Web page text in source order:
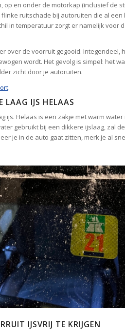
op en onder de motorkap (inclusief de
ruitschade bij autoruiten die al
in temperatuur zorgt er namelijk voor
over de voorruit gegooid. Integendeel,
wordt. Het gevolg is simpel: het
zicht door je autoruiten.
.
LAAG IJS HELAAS
ijs. Helaas is een zakje met warm
gebruikt bij een dikkere ijslaag, zal
je in de auto gaat zitten, merk je al
IJSVRIJ TE KRIJGEN